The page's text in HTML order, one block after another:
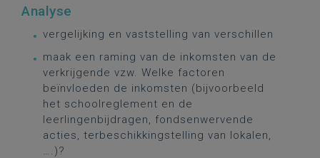
Analyse
vergelijking en vaststelling van verschillen
maak een raming van de inkomsten van de
verkrijgende vzw. Welke factoren
beïnvloeden de inkomsten (bijvoorbeeld
het schoolreglement en de
leerlingenbijdragen, fondsenwervende
acties, terbeschikkingstelling van lokalen,
….)?